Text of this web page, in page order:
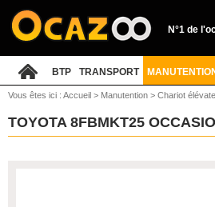
N°1 de
BTP TRANSPORT
Vous êtes ici : Accueil > Manutention > Chariot
TOYOTA 8FBMKT25